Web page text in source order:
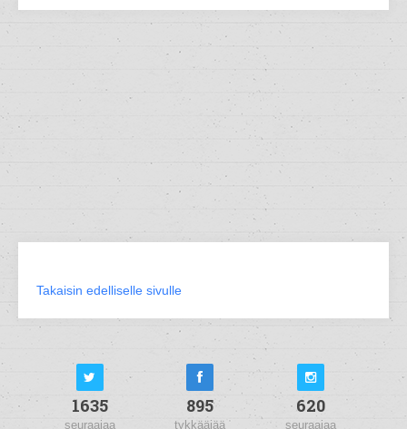
Takaisin edelliselle sivulle
1635
seuraajaa
895
tykkääjää
620
seuraajaa